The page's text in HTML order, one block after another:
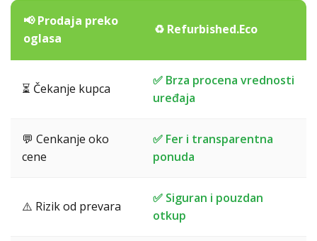
📢 Prodaja preko
oglasa
♻️ Refurbished.Eco
⏳ Čekanje kupca
✅ Brza procena vrednosti
uređaja
💬 Cenkanje oko
cene
✅ Fer i transparentna
ponuda
⚠️ Rizik od prevara
✅ Siguran i pouzdan
otkup